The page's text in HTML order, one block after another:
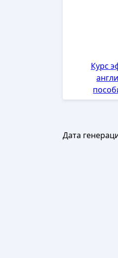
Курс
Дата